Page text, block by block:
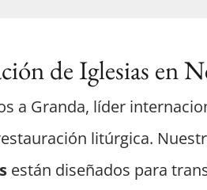
de Iglesias en
a Granda, líder
litúrgica.
están diseñados para